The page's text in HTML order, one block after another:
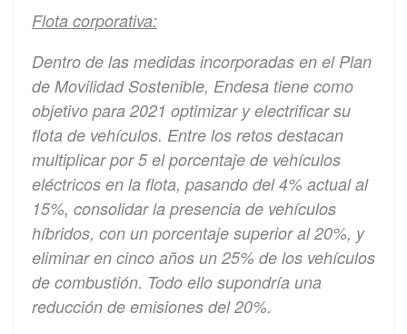
Flota corporativa:
Dentro de las medidas incorporadas en el Plan
de Movilidad Sostenible, Endesa tiene como
objetivo para 2021 optimizar y electrificar su
flota de vehículos. Entre los retos destacan
multiplicar por 5 el porcentaje de vehículos
eléctricos en la flota, pasando del 4% actual al
15%, consolidar la presencia de vehículos
híbridos, con un porcentaje superior al 20%, y
eliminar en cinco años un 25% de los vehículos
de combustión. Todo ello supondría una
reducción de emisiones del 20%.